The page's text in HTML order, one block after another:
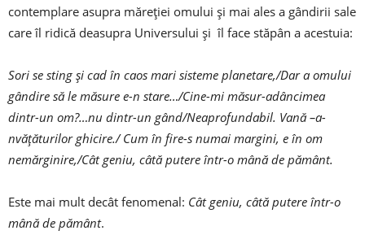
contemplare asupra măreției omului și mai ales a gândirii sale
care îl ridică deasupra Universului și îl face stăpân a acestuia:
Sori se sting și cad în caos mari sisteme planetare,/Dar a omului
gândire să le măsure e-n stare…/Cine-mi măsur-adâncimea
dintr-un om?…nu dintr-un gând/Neaprofundabil. Vană –a-
nvățăturilor ghicire./ Cum în fire-s numai margini, e în om
nemărginire,/Cât geniu, câtă putere într-o mână de pământ.
Este mai mult decât fenomenal: Cât geniu, câtă putere într-o
mână de pământ.